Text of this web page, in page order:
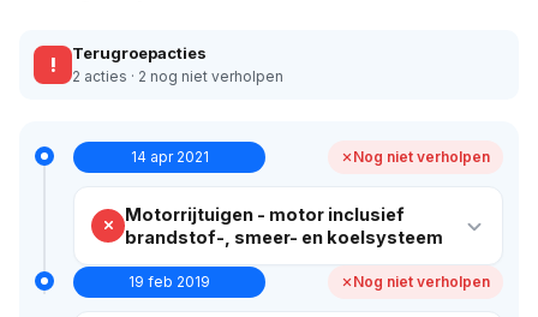
! Terugroepacties
2 acties · 2 nog niet verholpen
14 apr 2021 Nog niet verholpen
Motorrijtuigen - motor inclusief
brandstof-, smeer- en koelsysteem
19 feb 2019 Nog niet verholpen